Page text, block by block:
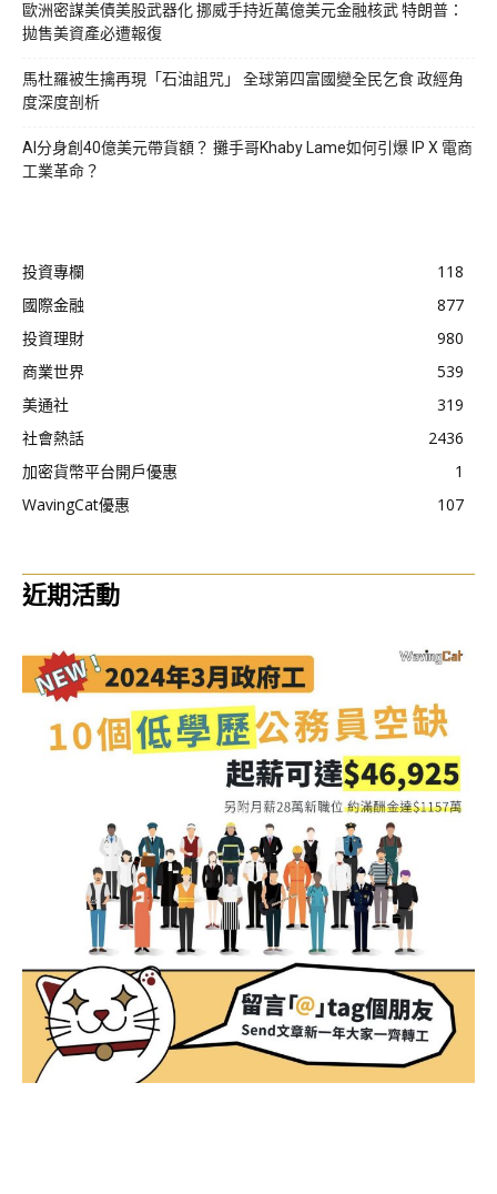
歐洲密謀美債美股武器化 挪威手持近萬億美元金融核武 特朗普：
拋售美資產必遭報復
馬杜羅被生擒再現「石油詛咒」 全球第四富國變全民乞食 政經角
度深度剖析
AI分身創40億美元帶貨額？ 攤手哥Khaby Lame如何引爆 IP X 電商
工業革命？
投資專欄
118
國際金融
877
投資理財
980
商業世界
539
美通社
319
社會熱話
2436
加密貨幣平台開戶優惠
1
WavingCat優惠
107
近期活動